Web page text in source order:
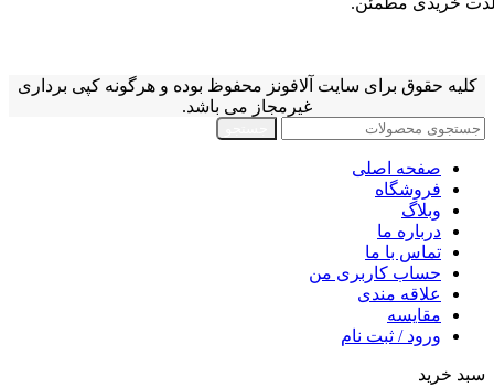
کلیه حقوق برای سایت آلافونز محفوظ بوده و هرگونه کپی برداری
غیرمجاز می باشد.
صفحه اصلی
فروشگاه
وبلاگ
درباره ما
تماس با ما
حساب کاربری من
علاقه مندی
مقايسه
ورود / ثبت نام
سبد خرید